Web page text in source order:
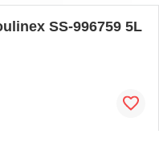
SS-996759 5L